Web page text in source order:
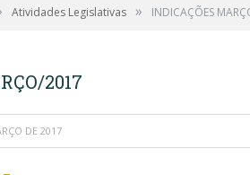
Atividades Legislativas » INDICAÇÕES
2017
DE 2017